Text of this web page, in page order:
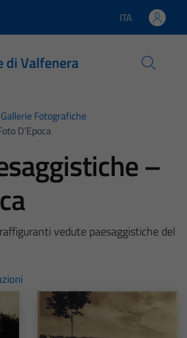
Lingua attiva:
ITA
di Valfenera
Gallerie Fotografiche
D’Epoca
–
vedute paesaggistiche del